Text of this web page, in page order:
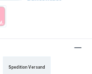
Spedition Versand